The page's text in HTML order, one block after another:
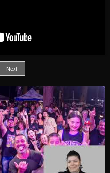
Next